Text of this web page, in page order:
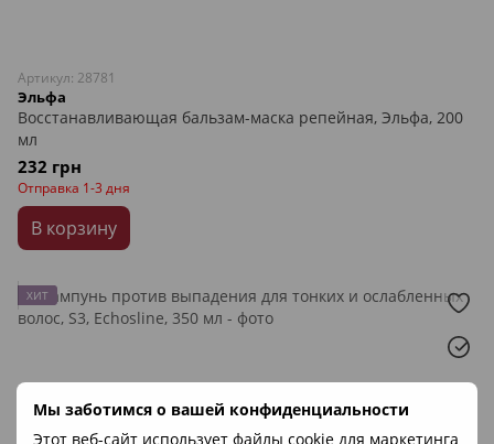
Мы заботимся о вашей конфиденциальности
Этот веб-сайт использует файлы cookie для маркетинга
Артикул: 28781
Эльфа
Восстанавливающая бальзам-маска репейная, Эльфа, 200
мл
232 грн
Отправка 1-3 дня
В корзину
ХИТ